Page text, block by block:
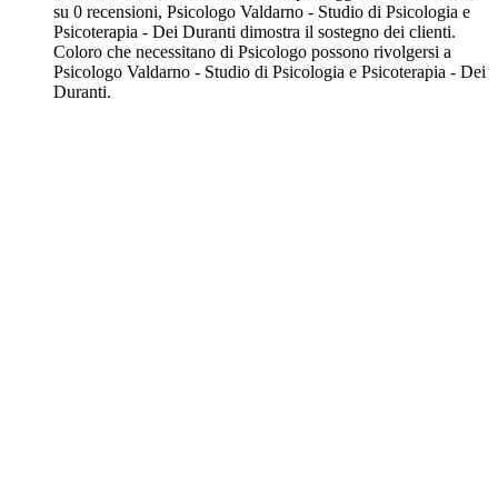
su 0 recensioni, Psicologo Valdarno - Studio di Psicologia e
Psicoterapia - Dei Duranti dimostra il sostegno dei clienti.
Coloro che necessitano di Psicologo possono rivolgersi a
Psicologo Valdarno - Studio di Psicologia e Psicoterapia - Dei
Duranti.